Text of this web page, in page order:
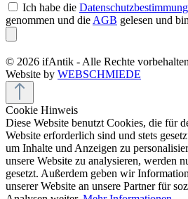
Ich habe die
genommen und die AGB gelesen und
© 2026 ifAntik - Alle Rechte
Website by WEBSCHMIEDE
Cookie Hinweis
Diese Website benutzt Cookies, die für
Website erforderlich sind und stets
um Inhalte und Anzeigen zu
unsere Website zu analysieren, werden
gesetzt. Außerdem geben wir
unserer Website an unsere Partner für